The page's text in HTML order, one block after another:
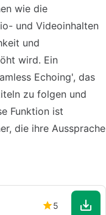
wie die
und Videoinhalten
und
wird. Ein
Echoing', das
zu folgen und
Funktion ist
die ihre Aussprache
5